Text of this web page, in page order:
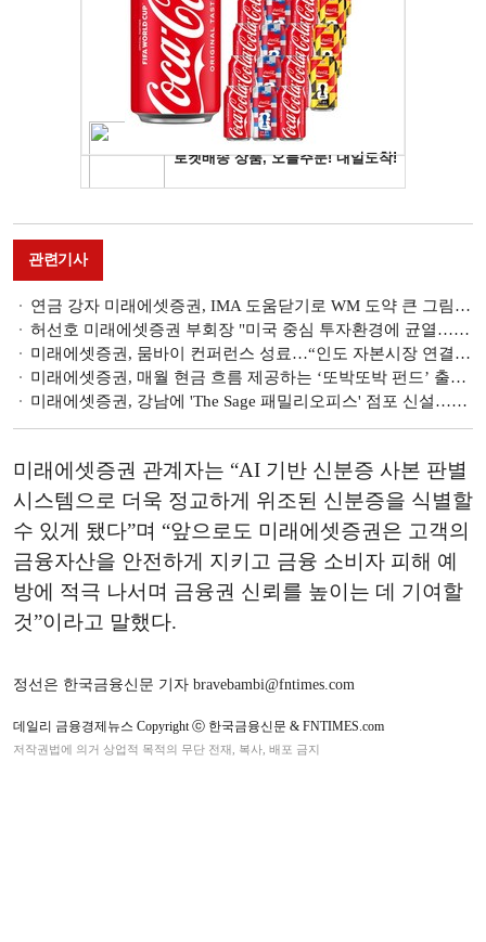
관련기사
연금 강자 미래에셋증권, IMA 도움닫기로 WM 도약 큰 그림 ['1호 IMA' 후보 분석 (1)]
허선호 미래에셋증권 부회장 "미국 중심 투자환경에 균열…중국·인도에서 새로운 기회"
미래에셋증권, 뭄바이 컨퍼런스 성료…“인도 자본시장 연결 고리 강화”
미래에셋증권, 매월 현금 흐름 제공하는 ‘또박또박 펀드’ 출시 [떴다! 신상품]
미래에셋증권, 강남에 'The Sage 패밀리오피스' 점포 신설…초고액자산가 맞춤 솔루션
미래에셋증권 관계자는 “AI 기반 신분증 사본 판별
시스템으로 더욱 정교하게 위조된 신분증을 식별할
수 있게 됐다”며 “앞으로도 미래에셋증권은 고객의
금융자산을 안전하게 지키고 금융 소비자 피해 예
방에 적극 나서며 금융권 신뢰를 높이는 데 기여할
것”이라고 말했다.
정선은 한국금융신문 기자 bravebambi@fntimes.com
데일리 금융경제뉴스 Copyright ⓒ 한국금융신문 & FNTIMES.com
저작권법에 의거 상업적 목적의 무단 전재, 복사, 배포 금지